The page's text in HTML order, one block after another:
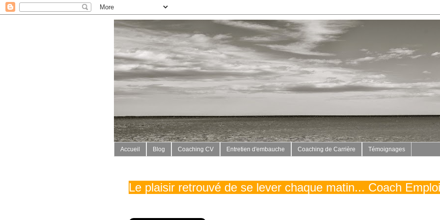
Accueil Blog Coaching CV Entretien d'embauche Coaching de Carrière Témoignages
Le plaisir retrouvé de se lever chaque matin... Coach Emploi